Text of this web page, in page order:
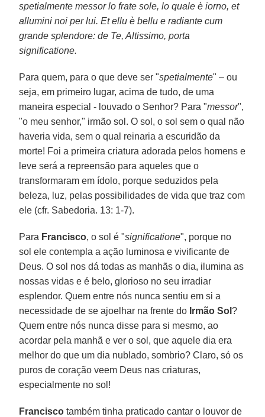
spetialmente messor lo frate sole, lo quale è iorno, et
allumini noi per lui. Et ellu è bellu e radiante cum
grande splendore: de Te, Altissimo, porta
significatione.
Para quem, para o que deve ser "spetialmente" – ou
seja, em primeiro lugar, acima de tudo, de uma
maneira especial - louvado o Senhor? Para "messor",
"o meu senhor," irmão sol. O sol, o sol sem o qual não
haveria vida, sem o qual reinaria a escuridão da
morte! Foi a primeira criatura adorada pelos homens e
leve será a repreensão para aqueles que o
transformaram em ídolo, porque seduzidos pela
beleza, luz, pelas possibilidades de vida que traz com
ele (cfr. Sabedoria. 13: 1-7).
Para Francisco, o sol é "significatione", porque no
sol ele contempla a ação luminosa e vivificante de
Deus. O sol nos dá todas as manhãs o dia, ilumina as
nossas vidas e é belo, glorioso no seu irradiar
esplendor. Quem entre nós nunca sentiu em si a
necessidade de se ajoelhar na frente do Irmão Sol?
Quem entre nós nunca disse para si mesmo, ao
acordar pela manhã e ver o sol, que aquele dia era
melhor do que um dia nublado, sombrio? Claro, só os
puros de coração veem Deus nas criaturas,
especialmente no sol!
Francisco também tinha praticado cantar o louvor de